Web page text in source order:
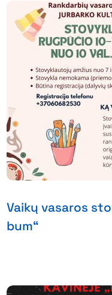
Vaikų vasaros
bum“